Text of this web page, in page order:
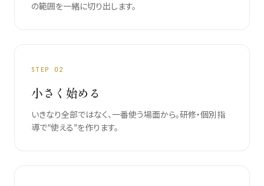
の範囲を一緒に切り出します。
STEP 02
小さく始める
いきなり全部ではなく、一番使う場面から。研修・個別指
導で“使える”を作ります。